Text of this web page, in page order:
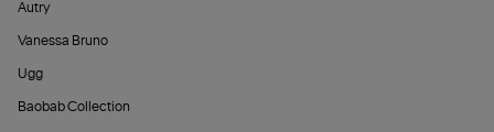
Autry
Vanessa Bruno
Ugg
Baobab Collection